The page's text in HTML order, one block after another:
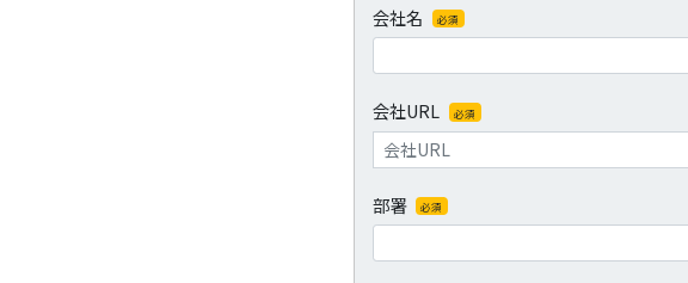
会社名 必須
会社URL 必須
部署 必須